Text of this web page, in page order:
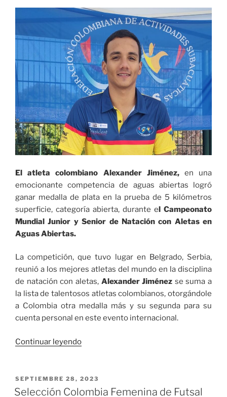
El atleta colombiano Alexander Jiménez,en una
emocionante competencia de aguas abiertas logró
ganar medalla de plata en la prueba de 5 kilómetros
superficie, categoría abierta, durante el Campeonato
Mundial Junior y Senior de Natación con Aletas en
Aguas Abiertas.
La competición, que tuvo lugar en Belgrado, Serbia,
reunió a los mejores atletas del mundo en la disciplina
de natación con aletas, Alexander Jiménez se suma a
la lista de talentosos atletas colombianos, otorgándole
a Colombia otra medalla más y su segunda para su
cuenta personal en este evento internacional.
Continuar leyendo«Nueva
Colombia
con
PUBLICADO
EL
SEPTIEMBRE 28, 2023
Selección Colombia Femenina de Futsal